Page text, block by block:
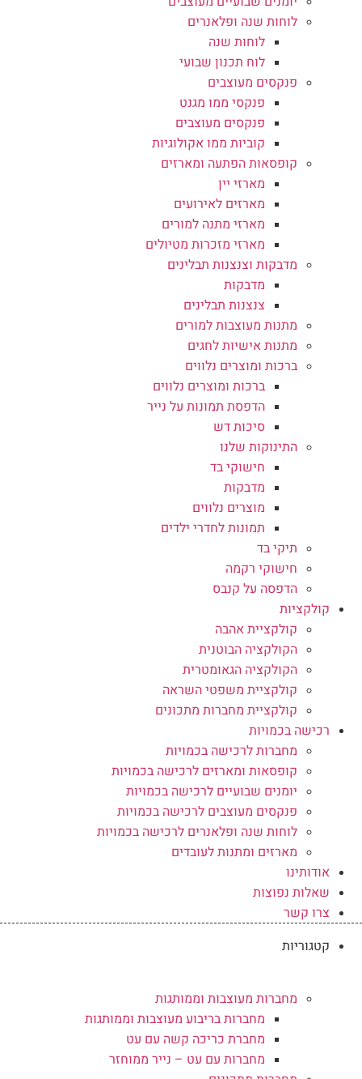
לוחות שנה ופלאנרים
לוחות שנה
לוח תכנון שבועי
פנקסים מעוצבים
פנקסי ממו מגנט
פנקסים מעוצבים
קוביות ממו אקולוגיות
קופסאות הפתעה ומארזים
מארזי יין
מארזים לאירועים
מארזי מתנה למורים
מארזי מזכרות מטיולים
מדבקות וצנצנות תבלינים
מדבקות
צנצנות תבלינים
מתנות מעוצבות למורים
מתנות אישיות לחגים
ברכות ומוצרים נלווים
ברכות ומוצרים נלווים
הדפסת תמונות על נייר
סיכות דש
התינוקות שלנו
חישוקי בד
מדבקות
מוצרים נלווים
תמונות לחדרי ילדים
תיקי בד
חישוקי רקמה
הדפסה על קנבס
קולקציות
קולקציית אהבה
הקולקציה הבוטנית
הקולקציה הגאומטרית
קולקציית משפטי השראה
קולקציית מחברות מתכונים
רכישה בכמויות
מחברות לרכישה בכמויות
קופסאות ומארזים לרכישה בכמויות
יומנים שבועיים לרכישה בכמויות
פנקסים מעוצבים לרכישה בכמויות
לוחות שנה ופלאנרים לרכישה בכמויות
מארזים ומתנות לעובדים
אודותינו
שאלות נפוצות
צרו קשר
קטגוריות
מחברות מעוצבות וממותגות
מחברות בריבוע מעוצבות וממותגות
מחברת כריכה קשה עם עט
מחברות עם עט – נייר ממוחזר